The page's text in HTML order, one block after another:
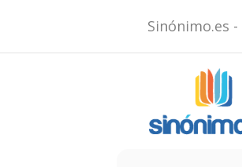
Sinónimo.es -